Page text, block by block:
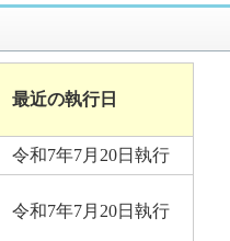
最近の執行日
令和7年7月20日執行
令和7年7月20日執行